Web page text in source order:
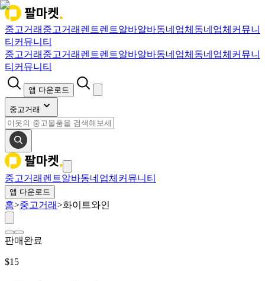
중고거래 중고거래 렌트렌트알바알바동네업체 동네업체 커뮤니
티 커뮤니티
중고거래 중고거래 렌트렌트알바알바동네업체 동네업체 커뮤니
티 커뮤니티
앱 다운로드
중고거래
중고거래 렌트알바동네업체 커뮤니티
앱 다운로드
홈>중고거래>화이트와인
판매완료
$15